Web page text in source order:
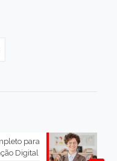
para
Digital